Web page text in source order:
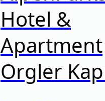
Hotel &
Apartment
Orgler